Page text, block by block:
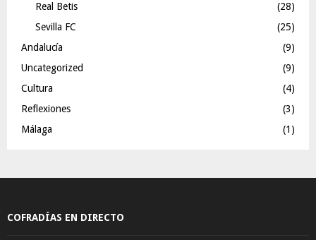
Real Betis
(28)
Sevilla FC
(25)
Andalucía
(9)
Uncategorized
(9)
Cultura
(4)
Reflexiones
(3)
Málaga
(1)
COFRADÍAS EN DIRECTO